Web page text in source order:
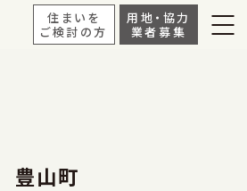
住まいを
ご検討の方
用地・協力
業者募集
豊山町